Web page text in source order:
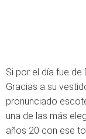
Si por el día fue de
Gracias a su
pronunciado
una de las más
años 20 con ese